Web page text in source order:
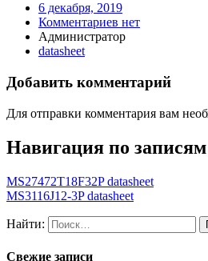
6 декабря, 2019
Комментариев нет
Администратор
datasheet
Добавить комментарий
Для отправки комментария вам
Навигация по записям
MS27472T18F32P datasheet
MS3116J12-3P datasheet
Найти:
Свежие записи